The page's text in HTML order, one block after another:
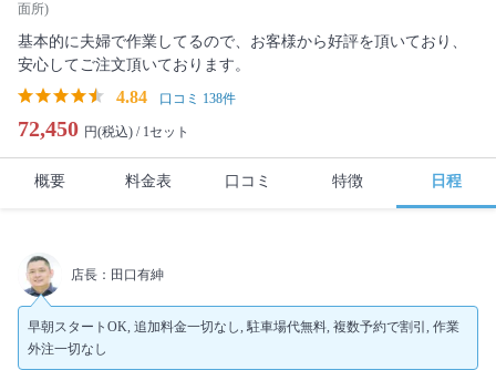
面所)
基本的に夫婦で作業してるので、お客様から好評を頂いており、
安心してご注文頂いております。
4.84 口コミ 138件
72,450 円(税込) / 1セット
概要 料金表 口コミ 特徴 日程
店長：田口有紳
早朝スタートOK, 追加料金一切なし, 駐車場代無料, 複数予約で割引, 作業
外注一切なし